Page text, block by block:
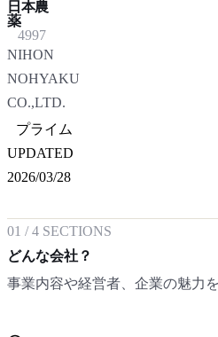
日本農
薬
4997
NIHON
NOHYAKU
CO.,LTD.
プライム
UPDATED
2026/03/28
01 /4 SECTIONS
どんな会社？
事業内容や経営者、企業の魅力